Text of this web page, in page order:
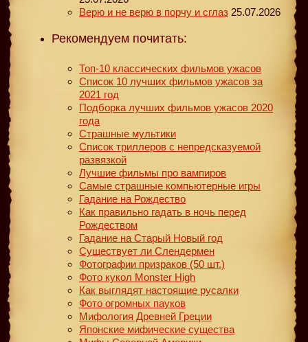
Верю и не верю в порчу и сглаз 25.07.2026
Рекомендуем почитать:
Топ-10 классических фильмов ужасов
Список 10 лучших фильмов ужасов за
2021 год
Подборка лучших фильмов ужасов 2020
года
Страшные мультики
Список триллеров с непредсказуемой
развязкой
Лучшие фильмы про вампиров
Самые страшные компьютерные игры
Гадание на Рождество
Как правильно гадать в ночь перед
Рождеством
Гадание на Старый Новый год
Существует ли Слендермен
Фотографии призраков (50 шт.)
Фото кукол Monster High
Как выглядят настоящие русалки
Фото огромных пауков
Мифология Древней Греции
Японские мифические существа